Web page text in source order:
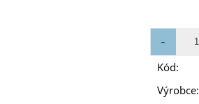
Kód:
Výrobce: